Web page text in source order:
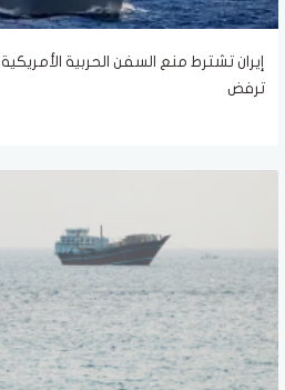
إيران تشترط منع السفن الحربية
ترفض